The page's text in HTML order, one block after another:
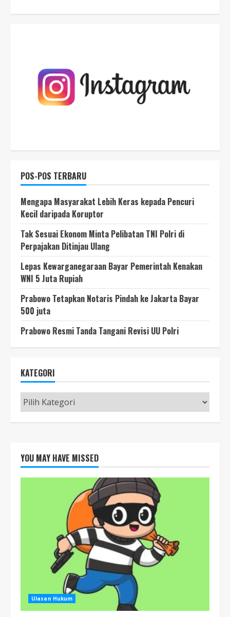
POS-POS TERBARU
Mengapa Masyarakat Lebih Keras kepada Pencuri
Kecil daripada Koruptor
Tak Sesuai Ekonom Minta Pelibatan TNI Polri di
Perpajakan Ditinjau Ulang
Lepas Kewarganegaraan Bayar Pemerintah Kenakan
WNI 5 Juta Rupiah
Prabowo Tetapkan Notaris Pindah ke Jakarta Bayar
500 juta
Prabowo Resmi Tanda Tangani Revisi UU Polri
KATEGORI
Kategori
YOU MAY HAVE MISSED
Ulasan Hukum